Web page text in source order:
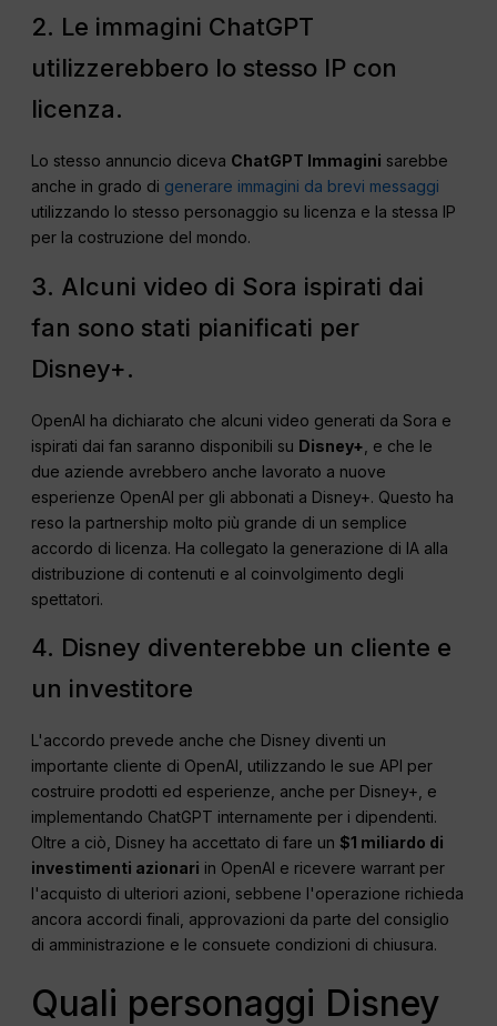
2. Le immagini ChatGPT
utilizzerebbero lo stesso IP con
licenza.
Lo stesso annuncio diceva ChatGPT Immagini sarebbe
anche in grado di generare immagini da brevi messaggi
utilizzando lo stesso personaggio su licenza e la stessa IP
per la costruzione del mondo.
3. Alcuni video di Sora ispirati dai
fan sono stati pianificati per
Disney+.
OpenAI ha dichiarato che alcuni video generati da Sora e
ispirati dai fan saranno disponibili su Disney+ , e che le
due aziende avrebbero anche lavorato a nuove
esperienze OpenAI per gli abbonati a Disney+. Questo ha
reso la partnership molto più grande di un semplice
accordo di licenza. Ha collegato la generazione di IA alla
distribuzione di contenuti e al coinvolgimento degli
spettatori.
4. Disney diventerebbe un cliente e
un investitore
L'accordo prevede anche che Disney diventi un
importante cliente di OpenAI, utilizzando le sue API per
costruire prodotti ed esperienze, anche per Disney+, e
implementando ChatGPT internamente per i dipendenti.
Oltre a ciò, Disney ha accettato di fare un$1 miliardo di
investimenti azionari in OpenAI e ricevere warrant per
l'acquisto di ulteriori azioni, sebbene l'operazione richieda
ancora accordi finali, approvazioni da parte del consiglio
di amministrazione e le consuete condizioni di chiusura.
Quali personaggi Disney